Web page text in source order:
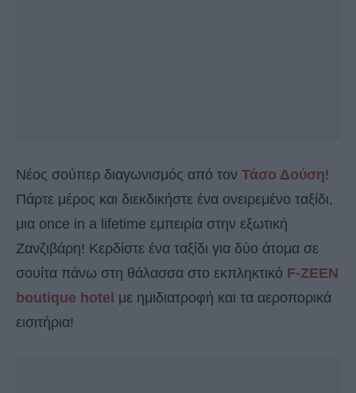
Νέος σούπερ διαγωνισμός από τον Τάσο Δούση!
Πάρτε μέρος και διεκδικήστε ένα ονειρεμένο ταξίδι,
μια once in a lifetime εμπειρία στην εξωτική
Ζανζιβάρη! Κερδίστε ένα ταξίδι για δύο άτομα σε
σουίτα πάνω στη θάλασσα στο εκπληκτικό F-ZEEN
boutique hotel με ημιδιατροφή και τα αεροπορικά
εισιτήρια!